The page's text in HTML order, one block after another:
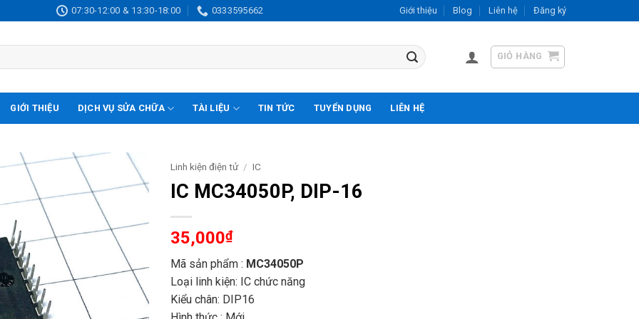
07:30-12:00 & 13:30-18:00 0333595662 Giới thiệu Blog Liên hệ Đăng ký
GIỎ HÀNG
GIỚI THIỆU DỊCH VỤ SỬA CHỮA TÀI LIỆU TIN TỨC TUYỂN DỤNG LIÊN HỆ
Linh kiện điện tử / IC
IC MC34050P, DIP-16
35,000₫
Mã sản phẩm : MC34050P
Loại linh kiện: IC chức năng
Kiểu chân: DIP16